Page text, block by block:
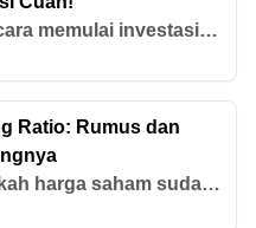
memulai investasi
seperti memahami
memantaunya
Simak informasi
sini!
Ratio: Rumus dan
harga saham sudah
rumus dan cara